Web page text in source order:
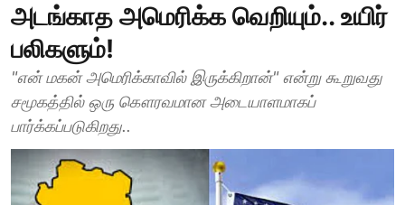
அடங்காத அமெரிக்க வெறியும்.. உயிர்
பலிகளும்!
"என் மகன் அமெரிக்காவில் இருக்கிறான்" என்று கூறுவது
சமூகத்தில் ஒரு கௌரவமான அடையாளமாகப்
பார்க்கப்படுகிறது..